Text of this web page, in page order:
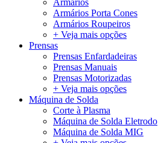
Armários
Armários Porta Cones
Armários Roupeiros
+ Veja mais opções
Prensas
Prensas Enfardadeiras
Prensas Manuais
Prensas Motorizadas
+ Veja mais opções
Máquina de Solda
Corte à Plasma
Máquina de Solda Eletrodo
Máquina de Solda MIG